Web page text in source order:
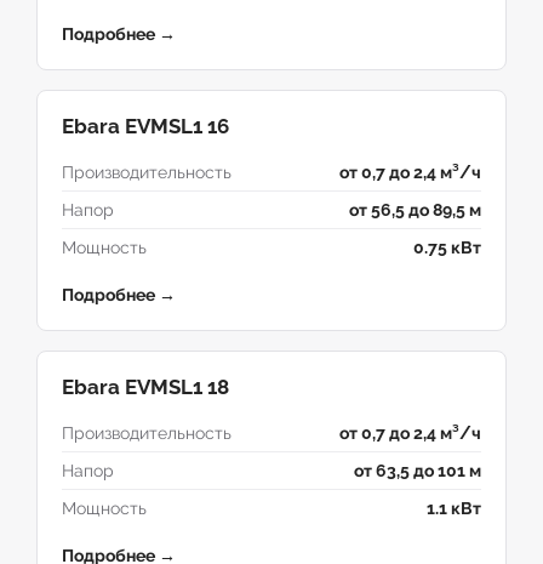
Подробнее →
Ebara EVMSL1 16
Производительность
от 0,7 до 2,4 м³/ч
Напор
от 56,5 до 89,5 м
Мощность
0.75 кВт
Подробнее →
Ebara EVMSL1 18
Производительность
от 0,7 до 2,4 м³/ч
Напор
от 63,5 до 101 м
Мощность
1.1 кВт
Подробнее →